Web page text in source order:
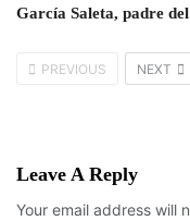
García Saleta, padre
PREVIOUS NEXT
Leave A Reply
Your email address will